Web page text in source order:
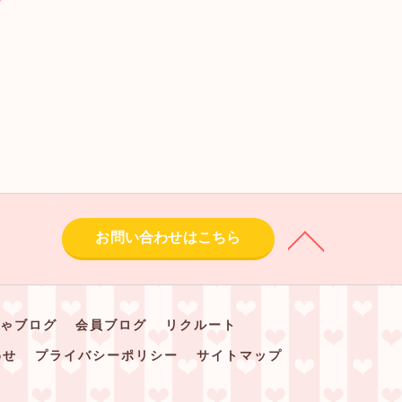
お問い合わせはこちら
ブログ 会員ブログ
リクルート
プライバシーポリシー サイトマップ